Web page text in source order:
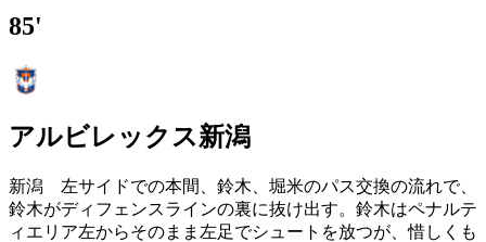
85'
アルビレックス新潟
新潟 左サイドでの本間、鈴木、堀米のパス交換の流れで、
鈴木がディフェンスラインの裏に抜け出す。鈴木はペナルテ
ィエリア左からそのまま左足でシュートを放つが、惜しくも